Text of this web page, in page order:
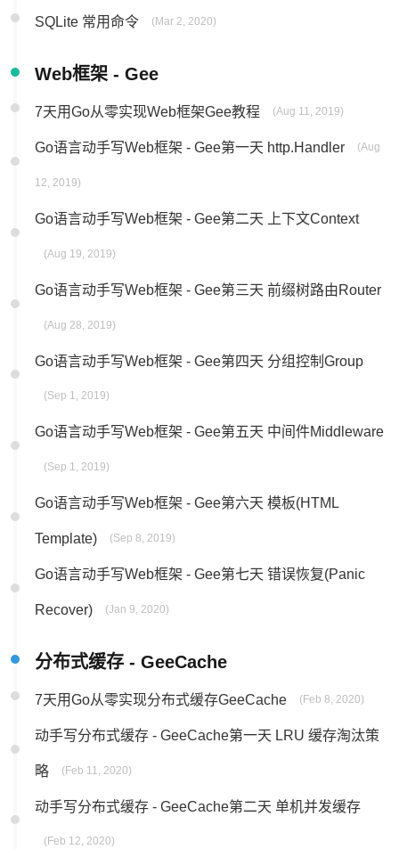
SQLite 常用命令 (Mar 2, 2020)
Web框架 - Gee
7天用Go从零实现Web框架Gee教程 (Aug 11, 2019)
Go语言动手写Web框架 - Gee第一天 http.Handler (Aug
12, 2019)
Go语言动手写Web框架 - Gee第二天 上下文Context
(Aug 19, 2019)
Go语言动手写Web框架 - Gee第三天 前缀树路由Router
(Aug 28, 2019)
Go语言动手写Web框架 - Gee第四天 分组控制Group
(Sep 1, 2019)
Go语言动手写Web框架 - Gee第五天 中间件Middleware
(Sep 1, 2019)
Go语言动手写Web框架 - Gee第六天 模板(HTML
Template) (Sep 8, 2019)
Go语言动手写Web框架 - Gee第七天 错误恢复(Panic
Recover) (Jan 9, 2020)
分布式缓存 - GeeCache
7天用Go从零实现分布式缓存GeeCache (Feb 8, 2020)
动手写分布式缓存 - GeeCache第一天 LRU 缓存淘汰策
略 (Feb 11, 2020)
动手写分布式缓存 - GeeCache第二天 单机并发缓存
(Feb 12, 2020)